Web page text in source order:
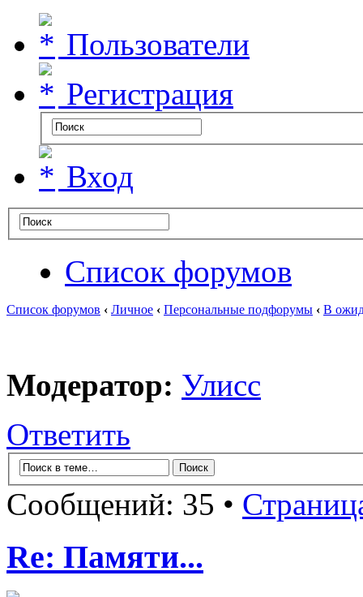
Пользователи
Регистрация
Вход
Список форумов
Список форумов ‹ Личное ‹ Персональные подфорумы ‹ В
Модератор: Улисс
Ответить
Сообщений: 35 •
Re: Памяти...